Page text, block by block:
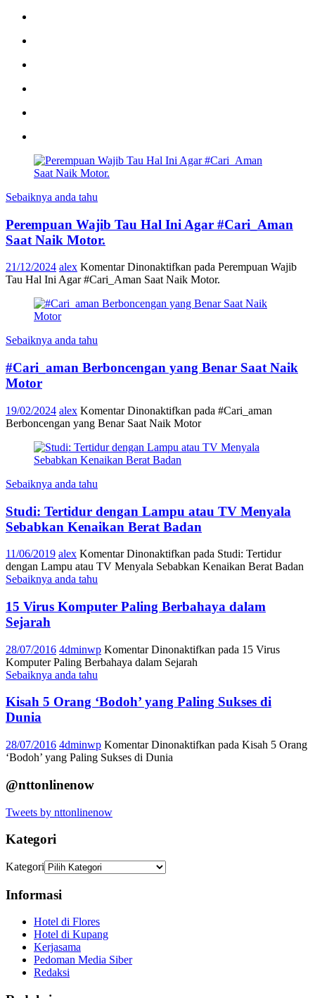
Sebaiknya anda tahu
Perempuan Wajib Tau Hal Ini Agar #Cari_Aman
Saat Naik Motor.
21/12/2024 alex Komentar Dinonaktifkan pada Perempuan Wajib
Tau Hal Ini Agar #Cari_Aman Saat Naik Motor.
Sebaiknya anda tahu
#Cari_aman Berboncengan yang Benar Saat Naik
Motor
19/02/2024 alex Komentar Dinonaktifkan pada #Cari_aman
Berboncengan yang Benar Saat Naik Motor
Sebaiknya anda tahu
Studi: Tertidur dengan Lampu atau TV Menyala
Sebabkan Kenaikan Berat Badan
11/06/2019 alex Komentar Dinonaktifkan pada Studi: Tertidur
dengan Lampu atau TV Menyala Sebabkan Kenaikan Berat Badan
Sebaiknya anda tahu
15 Virus Komputer Paling Berbahaya dalam
Sejarah
28/07/2016 4dminwp Komentar Dinonaktifkan pada 15 Virus
Komputer Paling Berbahaya dalam Sejarah
Sebaiknya anda tahu
Kisah 5 Orang ‘Bodoh’ yang Paling Sukses di
Dunia
28/07/2016 4dminwp Komentar Dinonaktifkan pada Kisah 5 Orang
‘Bodoh’ yang Paling Sukses di Dunia
@nttonlinenow
Tweets by nttonlinenow
Kategori
Kategori
Informasi
Hotel di Flores
Hotel di Kupang
Kerjasama
Pedoman Media Siber
Redaksi